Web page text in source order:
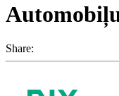
Share: